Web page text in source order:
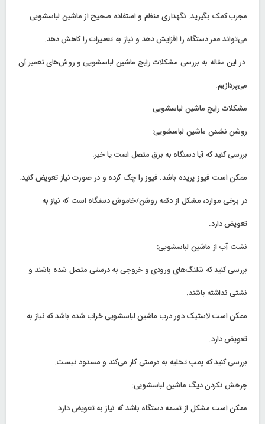
مجرب کمک بگیرید. نگهداری منظم و استفاده صحیح از ماشین لباسشویی
می‌تواند عمر دستگاه را افزایش دهد و نیاز به تعمیرات را کاهش دهد.
در این مقاله به بررسی مشکلات رایج ماشین لباسشویی و روش‌های تعمیر آن
می‌پردازیم.
مشکلات رایج ماشین لباسشویی
روشن نشدن ماشین لباسشویی:
بررسی کنید که آیا دستگاه به برق متصل است یا خیر.
ممکن است فیوز پریده باشد. فیوز را چک کرده و در صورت نیاز تعویض کنید.
در برخی موارد، مشکل از دکمه روشن/خاموش دستگاه است که نیاز به
تعویض دارد.
نشت آب از ماشین لباسشویی:
بررسی کنید که شلنگ‌های ورودی و خروجی به درستی متصل شده باشند و
نشتی نداشته باشند.
ممکن است لاستیک دور درب ماشین لباسشویی خراب شده باشد که نیاز به
تعویض دارد.
بررسی کنید که پمپ تخلیه به درستی کار می‌کند و مسدود نیست.
چرخش نکردن دیگ ماشین لباسشویی:
ممکن است مشکل از تسمه دستگاه باشد که نیاز به تعویض دارد.